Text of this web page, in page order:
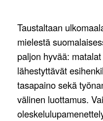
Taustaltaan
mielestä
paljon hyvää:
lähestyttävät
tasapaino sekä
välinen luottamus.